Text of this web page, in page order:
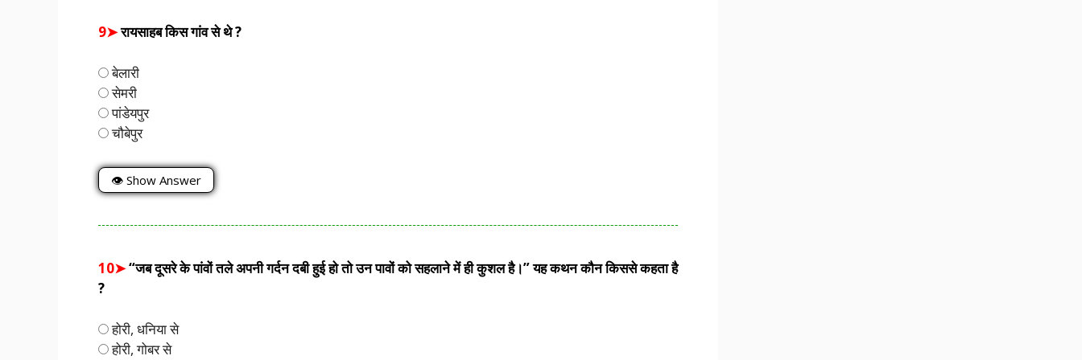
9➤रायसाहब किस गांव से थे ?
बेलारी
सेमरी
पांडेयपुर
चौबेपुर
👁 Show Answer
10➤“जब दूसरे के पांवों तले अपनी गर्दन दबी हुई हो तो उन पावों को सहलाने में ही कुशल है।” यह कथन कौन किससे कहता है
?
होरी, धनिया से
होरी, गोबर से